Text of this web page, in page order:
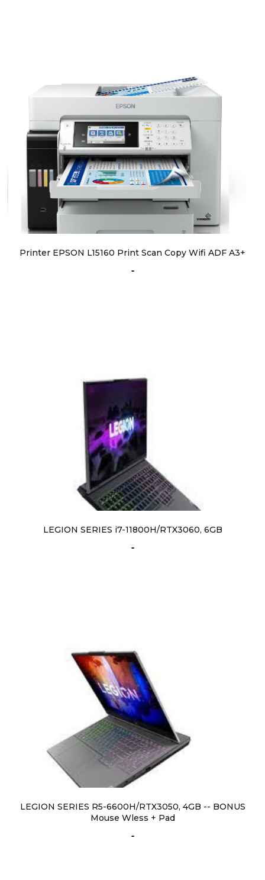
Printer EPSON L15160 Print Scan Copy Wifi ADF A3+
-
LEGION SERIES i7-11800H/RTX3060, 6GB
-
LEGION SERIES R5-6600H/RTX3050, 4GB -- BONUS
Mouse Wless + Pad
-